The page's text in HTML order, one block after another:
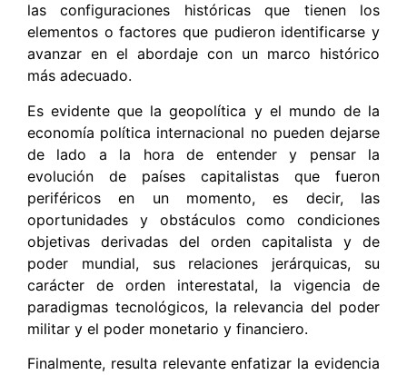
las configuraciones históricas que tienen los
elementos o factores que pudieron identificarse y
avanzar en el abordaje con un marco histórico
más adecuado.
Es evidente que la geopolítica y el mundo de la
economía política internacional no pueden dejarse
de lado a la hora de entender y pensar la
evolución de países capitalistas que fueron
periféricos en un momento, es decir, las
oportunidades y obstáculos como condiciones
objetivas derivadas del orden capitalista y de
poder mundial, sus relaciones jerárquicas, su
carácter de orden interestatal, la vigencia de
paradigmas tecnológicos, la relevancia del poder
militar y el poder monetario y financiero.
Finalmente, resulta relevante enfatizar la evidencia